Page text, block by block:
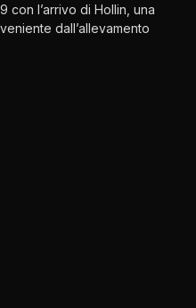
con l’arrivo di Hollin, una
dall’allevamento